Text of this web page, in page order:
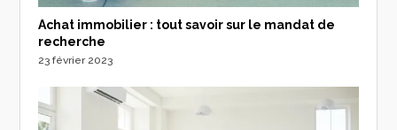
Achat immobilier : tout savoir sur le mandat de
recherche
23 février 2023